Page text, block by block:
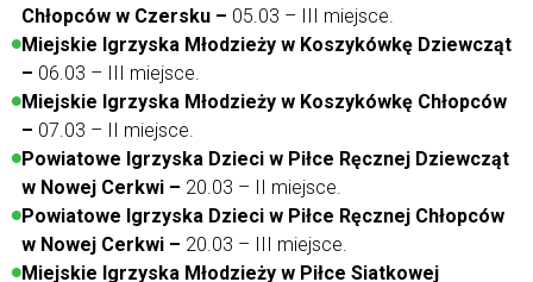
Chłopców w Czersku – 05.03 – III miejsce.
Miejskie Igrzyska Młodzieży w Koszykówkę Dziewcząt
– 06.03 – III miejsce.
Miejskie Igrzyska Młodzieży w Koszykówkę Chłopców
– 07.03 – II miejsce.
Powiatowe Igrzyska Dzieci w Piłce Ręcznej Dziewcząt
w Nowej Cerkwi – 20.03 – II miejsce.
Powiatowe Igrzyska Dzieci w Piłce Ręcznej Chłopców
w Nowej Cerkwi – 20.03 – III miejsce.
Miejskie Igrzyska Młodzieży w Piłce Siatkowej